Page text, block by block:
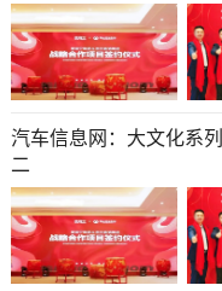
汽车信息网：大文化系
二